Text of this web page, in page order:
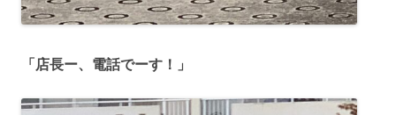
「店長ー、電話でーす！」